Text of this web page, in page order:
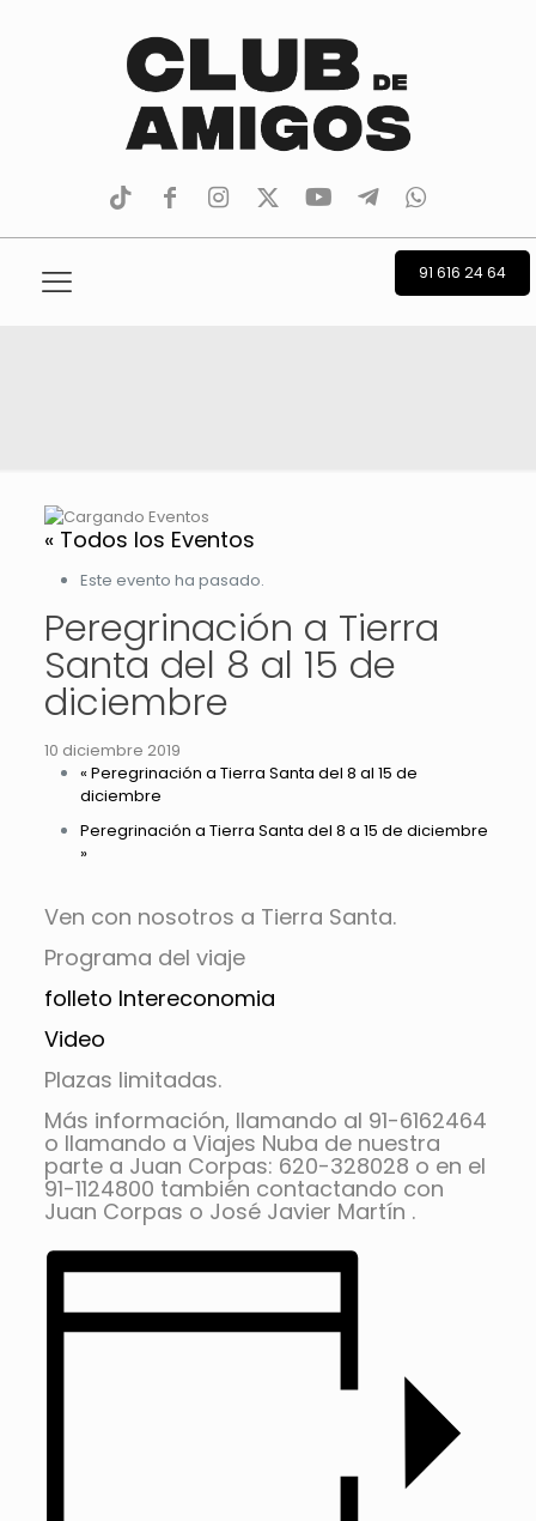
tiktokfacebookinstagram
TwitterYoutubeTelegramwhatsapp
91 616 24 64
« Todos los Eventos
Este evento ha pasado.
Peregrinación a Tierra
Santa del 8 al 15 de
diciembre
10 diciembre 2019
« Peregrinación a Tierra Santa del 8 al 15 de
diciembre
Peregrinación a Tierra Santa del 8 a 15 de diciembre
»
Ven con nosotros a Tierra Santa.
Programa del viaje
folleto Intereconomia
Video
Plazas limitadas.
Más información, llamando al 91-6162464
o llamando a Viajes Nuba de nuestra
parte a Juan Corpas: 620-328028 o en el
91-1124800 también contactando con
Juan Corpas o José Javier Martín .